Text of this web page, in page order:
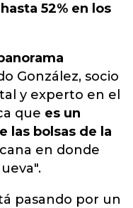
52% en los
González, socio
y experto en el
que es un
las bolsas de la
en donde
pasando por un